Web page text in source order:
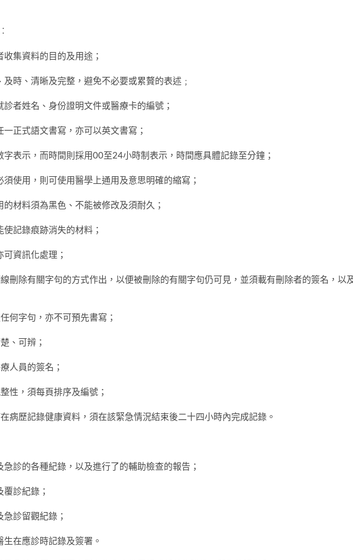
收集資料的目的及用途；
及時、清晰及完整，避免不必要或累贅的表述﹔
診者姓名、身份證明文件或醫療卡的編號；
一正式語文書寫，亦可以英文書寫；
字表示，而時間則採用00至24小時制表示，時間應具體記錄至分鐘；
須使用，則可使用醫學上通用及意思明確的縮寫；
的材料須為黑色、不能被修改及須耐久；
使記錄痕跡消失的材料；
可資訊化處理；
刪除有關字句的方式作出，以便被刪除的有關字句仍可見，並須載有刪除者的簽名，以
何字句，亦不可預先書寫；
、可辨；
人員的簽名；
性，須每頁排序及編號；
病歷記錄健康資料，須在該緊急情況結束後二十四小時內完成記錄。
診的各種紀錄，以及進行了的輔助檢查的報告；
診紀錄；
診留觀紀錄；
在應診時記錄及簽署。